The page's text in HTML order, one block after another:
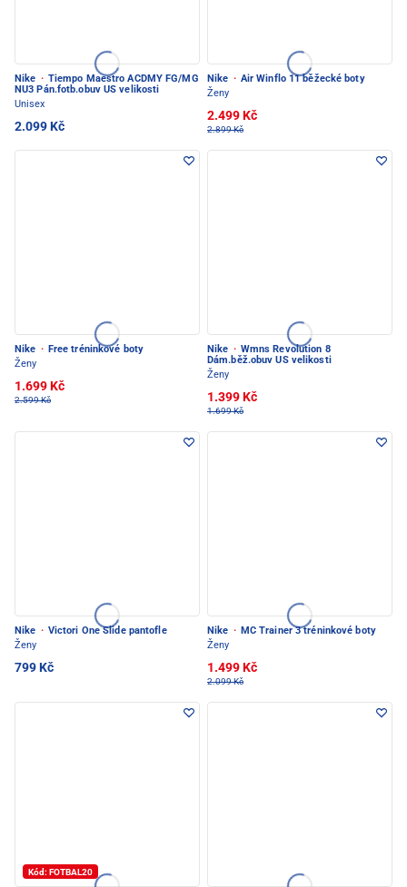
Nike · Tiempo Maestro ACDMY FG/MG
NU3 Pán.fotb.obuv US velikosti
Unisex
2.099 Kč
Nike · Air Winflo 11 běžecké boty
Ženy
2.499 Kč
2.899 Kč
Nike · Free tréninkové boty
Ženy
1.699 Kč
2.599 Kč
Nike · Wmns Revolution 8
Dám.běž.obuv US velikosti
Ženy
1.399 Kč
1.699 Kč
Nike · Victori One Slide pantofle
Ženy
799 Kč
Nike · MC Trainer 3 tréninkové boty
Ženy
1.499 Kč
2.099 Kč
Kód: FOTBAL20